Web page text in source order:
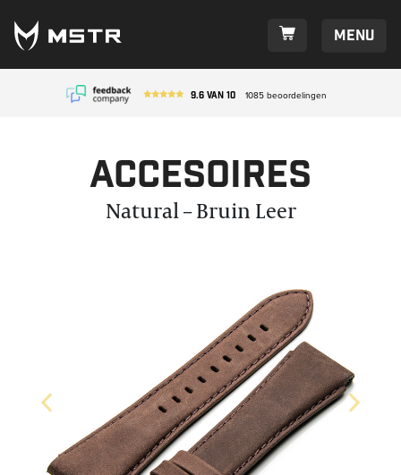
9.6 van 10 1085 beoordelingen
Menu
Accesoires
Natural – Bruin Leer